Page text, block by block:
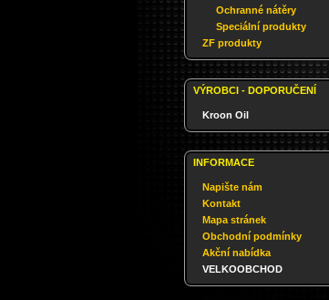
Ochranné nátěry
Speciální produkty
ZF produkty
VÝROBCI - DOPORUČENÍ
Kroon Oil
INFORMACE
Napište nám
Kontakt
Mapa stránek
Obchodní podmínky
Akční nabídka
VELKOOBCHOD